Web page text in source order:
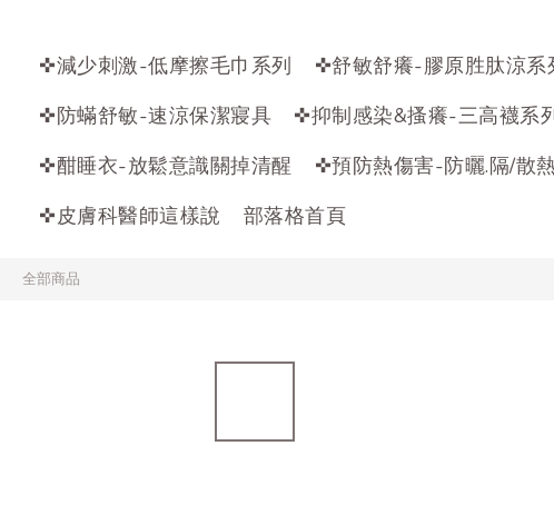
✜減少刺激-低摩擦毛巾系列
✜舒敏舒癢-膠原胜肽涼系
✜防蟎舒敏-速涼保潔寢具
✜抑制感染&搔癢-三高襪系
✜酣睡衣-放鬆意識關掉清醒
✜預防熱傷害-防曬.隔/散熱
✜皮膚科醫師這樣說
部落格首頁
全部商品